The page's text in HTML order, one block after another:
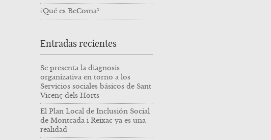
¿Qué es BeComa?
Entradas recientes
Se presenta la diagnosis
organizativa en torno a los
Servicios sociales básicos de Sant
Vicenç dels Horts
El Plan Local de Inclusión Social
de Montcada i Reixac ya es una
realidad